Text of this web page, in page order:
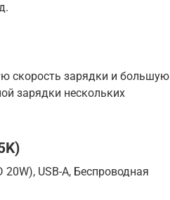
скорость зарядки и большую
зарядки нескольких
USB-A, Беспроводная